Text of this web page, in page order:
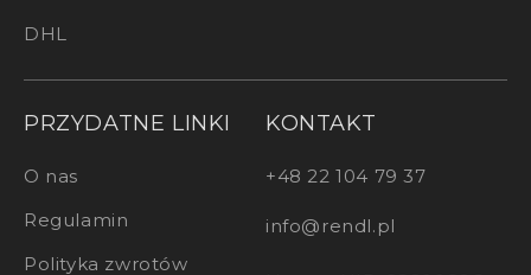
DHL
PRZYDATNE LINKI
O nas
Regulamin
Polityka zwrotów
KONTAKT
+48 22 104 79 37
info@rendl.pl